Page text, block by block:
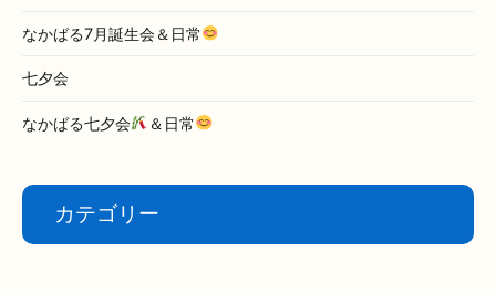
なかばる7月誕生会＆日常
七夕会
なかばる七夕会 ＆日常
カテゴリー